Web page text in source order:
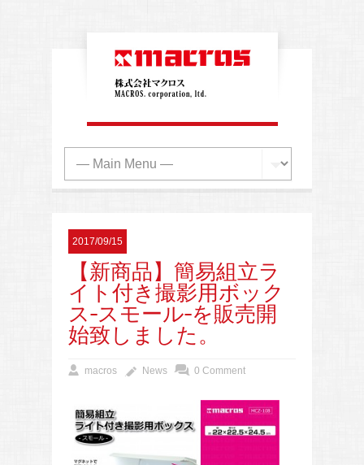
2017/09/15
【新商品】簡易組立ラ
イト付き撮影用ボック
ス-スモール-を販売開
始致しました。
macros News 0 Comment